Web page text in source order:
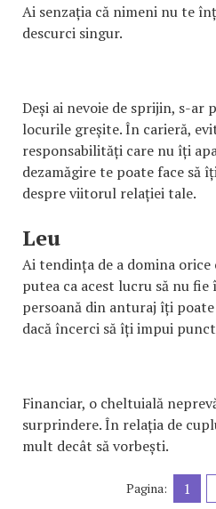
Ai senzația că nimeni nu te
descurci singur.
Deși ai nevoie de sprijin, s-ar
locurile greșite. În carieră,
responsabilități care nu îți
dezamăgire te poate face să
despre viitorul relației tale.
Leu
Ai tendința de a domina
putea ca acest lucru să nu
persoană din anturaj îți
dacă încerci să îți impui
Financiar, o cheltuială
surprindere. În relația de
mult decât să vorbești.
Pagina: 1